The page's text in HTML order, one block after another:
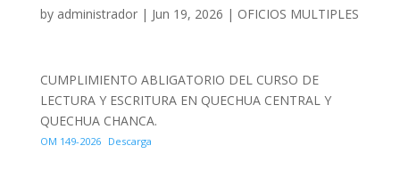
by administrador| Jun 19, 2026 | OFICIOS MULTIPLES
CUMPLIMIENTO ABLIGATORIO DEL CURSO DE
LECTURA Y ESCRITURA EN QUECHUA CENTRAL Y
QUECHUA CHANCA.
OM 149-2026 Descarga